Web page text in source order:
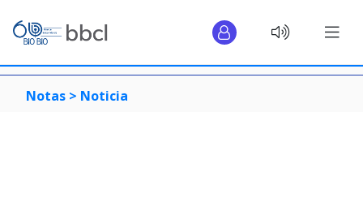
Notas > Noticia